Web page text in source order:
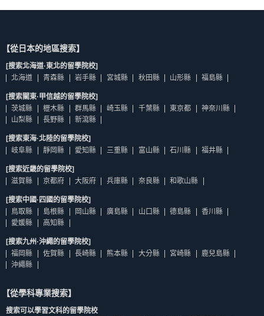
【從日本的地區搜索】
[搜索北海道·東北的留學院校]
北海道
青森縣 岩手縣 宮城縣 秋田縣 山形縣 福島縣
[搜索關東·甲信越的留學院校]
茨城縣
櫪木縣 群馬縣 崎玉縣 千葉縣 東京都
神奈川縣
山梨縣
長野縣 新瀉縣
[搜索東海·北陸的留學院校]
岐阜縣
靜岡縣 愛知縣 三重縣 富山縣 石川縣 福井縣
[搜索近畿的留學院校]
滋賀縣
京都府 大阪府 兵庫縣 奈良縣 和歌山縣
[搜索中國·四國的留學院校]
鳥取縣
島根縣 岡山縣 廣島縣 山口縣 德島縣
香川縣
愛媛縣
高知縣
[搜索九州·沖繩的留學院校]
福岡縣
佐賀縣 長崎縣 熊本縣 大分縣 宮崎縣
鹿兒島縣
沖繩縣
【從學科專業搜索】
搜索可以學習文科的留學院校